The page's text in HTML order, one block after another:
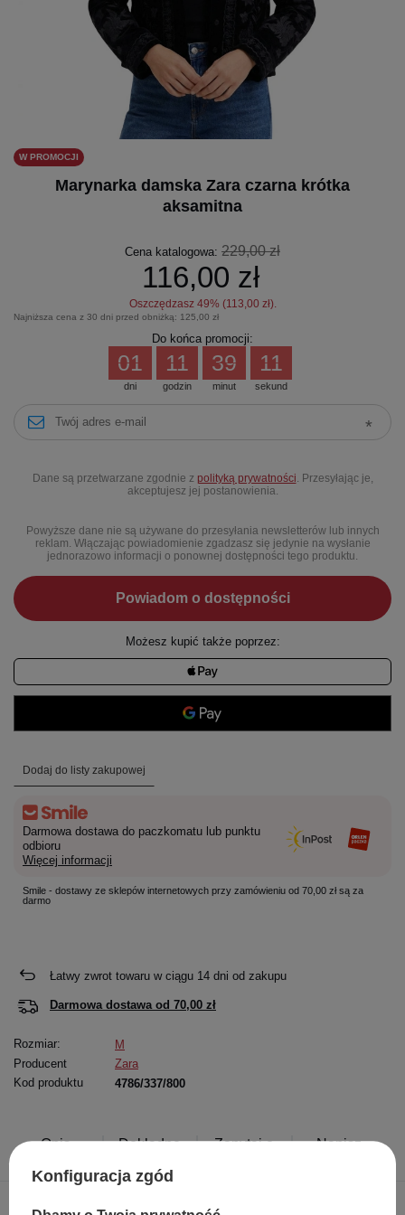
W PROMOCJI
Marynarka damska Zara czarna krótka
aksamitna
Cena katalogowa: 229,00 zł
116,00 zł
Oszczędzasz 49% (113,00 zł).
Najniższa cena z 30 dni przed obniżką: 125,00 zł
Do końca promocji:
dni
01
godzin
11
minut
39
sekund
11
Dane są przetwarzane zgodnie z polityką prywatności . Przesyłając je,
akceptujesz jej postanowienia.
Powyższe dane nie są używane do przesyłania newsletterów lub innych
reklam. Włączając powiadomienie zgadzasz się jedynie na wysłanie
jednorazowo informacji o ponownej dostępności tego produktu.
Powiadom o dostępności
Możesz kupić także poprzez:
Dodaj do listy zakupowej
Darmowa dostawa do paczkomatu lub punktu
odbioru
Więcej informacji
Smile - dostawy ze sklepów internetowych przy zamówieniu od 70,00 zł są za
darmo
Łatwy zwrot towaru w ciągu 14 dni od zakupu
Darmowa dostawa od 70,00 zł
Rozmiar:
M
Producent
Zara
Kod produktu
4786/337/800
Opis
Dokładne
Zapytaj o
Napisz
Konfiguracja zgód